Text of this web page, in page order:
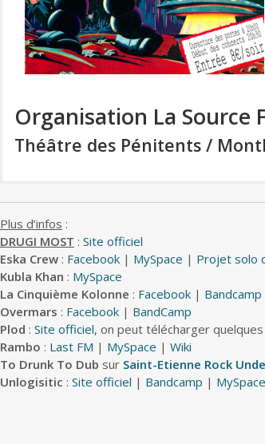
Organisation La Source
Théâtre des Pénitents /
Plus d’infos :
DRUGI MOST : Site officiel
Eska Crew : Facebook | MySpace | Projet solo
Kubla Khan : MySpace
La Cinquième Kolonne : Facebook | Bandcamp
Overmars : Facebook | BandCamp
Plod : Site officiel, on peut télécharger
Rambo : Last FM | MySpace | Wiki
To Drunk To Dub sur Saint-Etienne Rock
Unlogisitic : Site officiel | Bandcamp | MySpace